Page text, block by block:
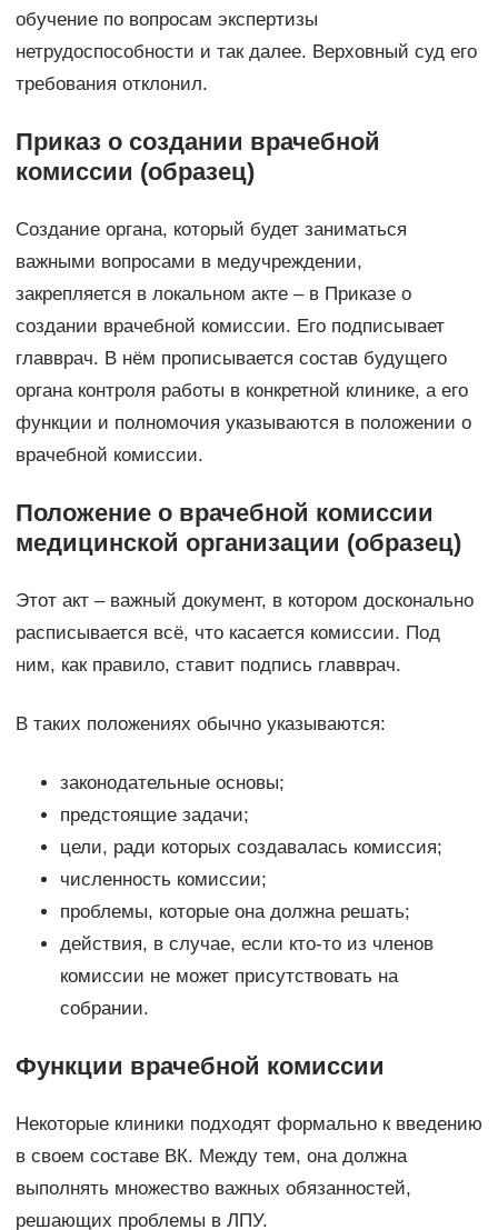
обучение по вопросам экспертизы
нетрудоспособности и так далее. Верховный суд его
требования отклонил.
Приказ о создании врачебной
комиссии (образец)
Создание органа, который будет заниматься
важными вопросами в медучреждении,
закрепляется в локальном акте – в Приказе о
создании врачебной комиссии. Его подписывает
главврач. В нём прописывается состав будущего
органа контроля работы в конкретной клинике, а его
функции и полномочия указываются в положении о
врачебной комиссии.
Положение о врачебной комиссии
медицинской организации (образец)
Этот акт – важный документ, в котором досконально
расписывается всё, что касается комиссии. Под
ним, как правило, ставит подпись главврач.
В таких положениях обычно указываются:
законодательные основы;
предстоящие задачи;
цели, ради которых создавалась комиссия;
численность комиссии;
проблемы, которые она должна решать;
действия, в случае, если кто-то из членов
комиссии не может присутствовать на
собрании.
Функции врачебной комиссии
Некоторые клиники подходят формально к введению
в своем составе ВК. Между тем, она должна
выполнять множество важных обязанностей,
решающих проблемы в ЛПУ.